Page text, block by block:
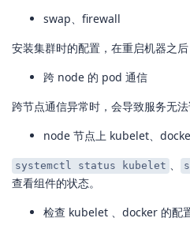
swap、firewall
安装集群时的配置，在重启机器之后
跨 node 的 pod 通信
跨节点通信异常时，会导致服务无法
node 节点上 kubelet、
systemctl status kubelet 、
查看组件的状态。
检查 kubelet 、docker 的配